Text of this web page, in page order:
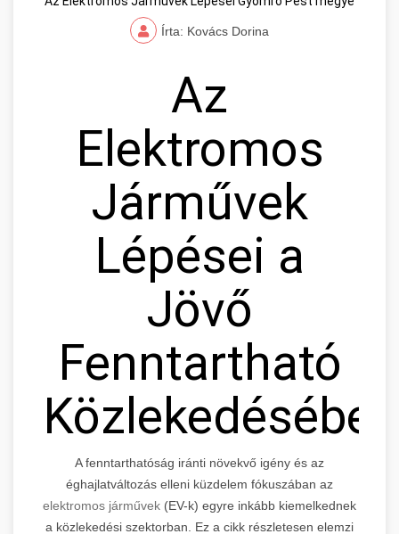
Írta: Kovács Dorina
Az
Elektromos
Járművek
Lépései a
Jövő
Fenntartható
Közlekedésében
A fenntarthatóság iránti növekvő igény és az
éghajlatváltozás elleni küzdelem fókuszában az
elektromos járművek (EV-k) egyre inkább kiemelkednek
a közlekedési szektorban. Ez a cikk részletesen elemzi